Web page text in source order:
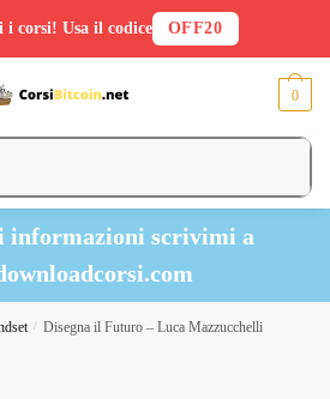
0
informazioni scrivimi a
/ Disegna il Futuro – Luca Mazzucchelli
corsi! Usa il codice OFF20